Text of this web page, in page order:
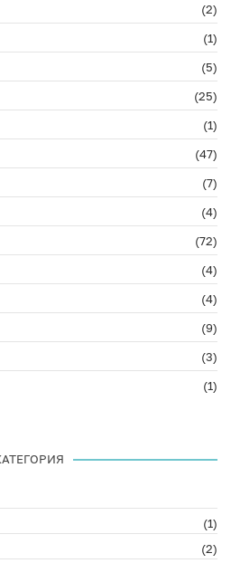
(2)
(1)
(5)
(25)
(1)
(47)
(7)
(4)
(72)
(4)
(4)
(9)
(3)
(1)
(1)
(2)